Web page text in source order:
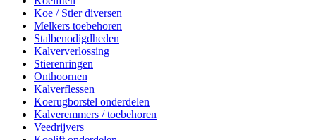
Koe / Stier diversen
Melkers toebehoren
Stalbenodigdheden
Kalververlossing
Stierenringen
Onthoornen
Kalverflessen
Koerugborstel onderdelen
Kalveremmers / toebehoren
Veedrijvers